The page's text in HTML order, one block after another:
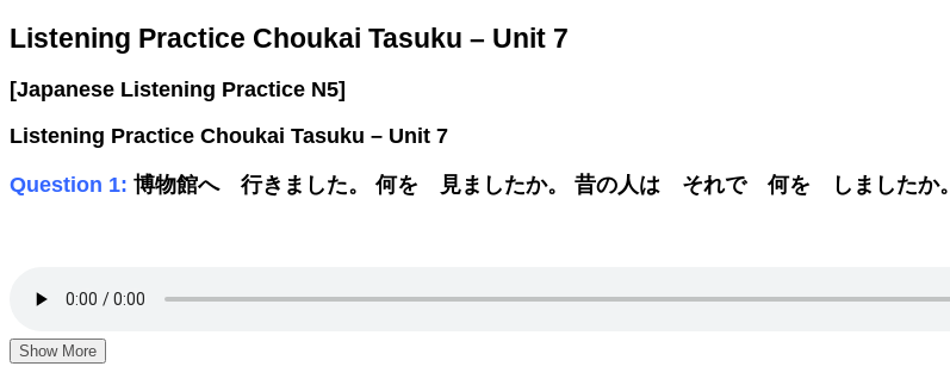
Listening Practice Choukai Tasuku – Unit 7
[Japanese Listening Practice N5]
Listening Practice Choukai Tasuku – Unit 7
Question 1: 博物館へ 行きました。 何を 見ましたか。 昔の人は それで 何を しましたか。
Show More